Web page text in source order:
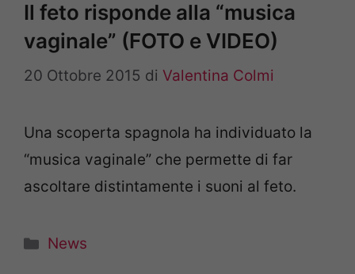
Il feto risponde alla “musica
vaginale” (FOTO e VIDEO)
20 Ottobre 2015 di Valentina Colmi
Una scoperta spagnola ha individuato la
“musica vaginale” che permette di far
ascoltare distintamente i suoni al feto.
Categorie
News